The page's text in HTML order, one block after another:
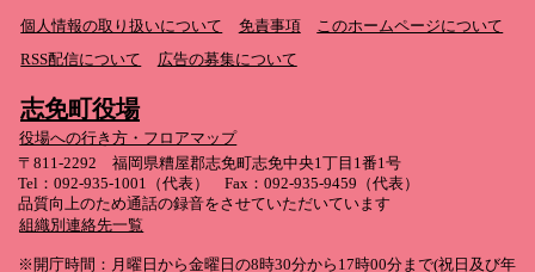
個人情報の取り扱いについて 免責事項
このホームページについて
RSS配信について
広告の募集について
志免町役場
役場への行き方・フロアマップ
〒811-2292 福岡県糟屋郡志免町志免中央1丁目1番1号
Tel：092-935-1001（代表） Fax：092-935-9459（代表）
品質向上のため通話の録音をさせていただいています
組織別連絡先一覧
※開庁時間：月曜日から金曜日の8時30分から17時00分まで(祝日及び年